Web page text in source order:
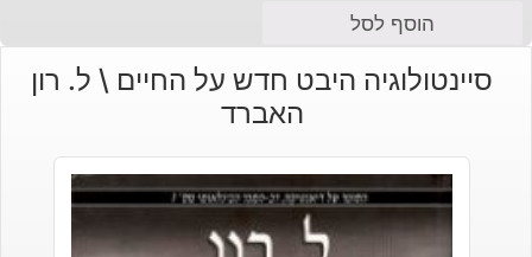
הוסף לסל
סיינטולוגיה היבט חדש על החיים \ ל. רון
האברד